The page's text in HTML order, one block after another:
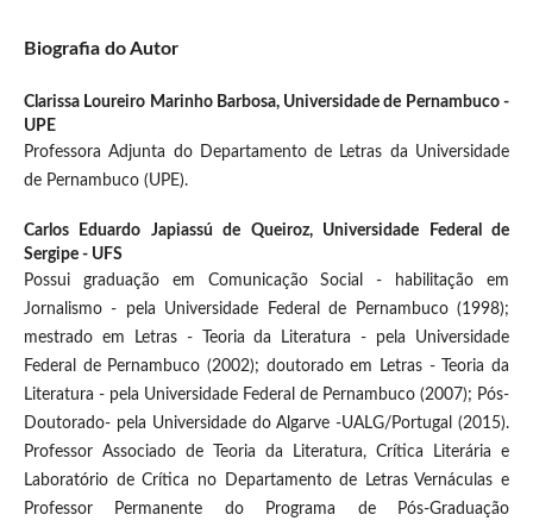
Biografia do Autor
Clarissa Loureiro Marinho Barbosa, Universidade de Pernambuco -
UPE
Professora Adjunta do Departamento de Letras da Universidade
de Pernambuco (UPE).
Carlos Eduardo Japiassú de Queiroz, Universidade Federal de
Sergipe - UFS
Possui graduação em Comunicação Social - habilitação em
Jornalismo - pela Universidade Federal de Pernambuco (1998);
mestrado em Letras - Teoria da Literatura - pela Universidade
Federal de Pernambuco (2002); doutorado em Letras - Teoria da
Literatura - pela Universidade Federal de Pernambuco (2007); Pós-
Doutorado- pela Universidade do Algarve -UALG/Portugal (2015).
Professor Associado de Teoria da Literatura, Crítica Literária e
Laboratório de Crítica no Departamento de Letras Vernáculas e
Professor Permanente do Programa de Pós-Graduação